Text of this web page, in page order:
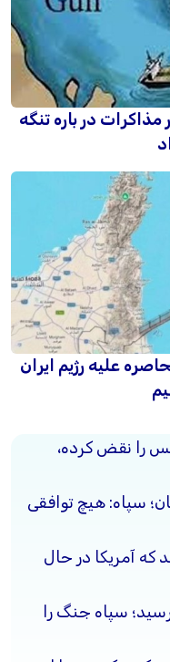
مذاکرات در باره تنگه
علیه رژیم ایران
را نقض کرده،
سپاه: هیچ توافقی
که آمریکا در حال
سپاه جنگ را